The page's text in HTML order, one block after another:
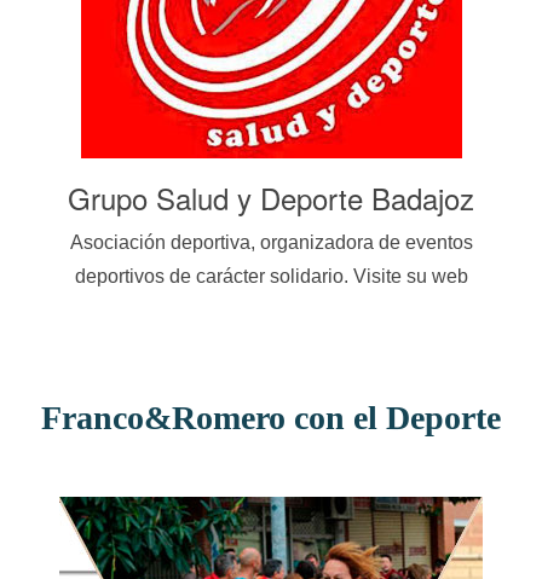
Grupo Salud y Deporte Badajoz
Asociación deportiva, organizadora de eventos
deportivos de carácter solidario. Visite su web
Franco&Romero con el Deporte